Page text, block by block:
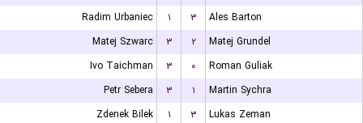
Radim Urbaniec
۱ ۳
Ales Barton
Matej Szwarc
۳ ۲
Matej Grundel
Ivo Taichman
۳ ۰
Roman Guliak
Petr Sebera
۳ ۱
Martin Sychra
Zdenek Bilek
۱ ۳
Lukas Zeman